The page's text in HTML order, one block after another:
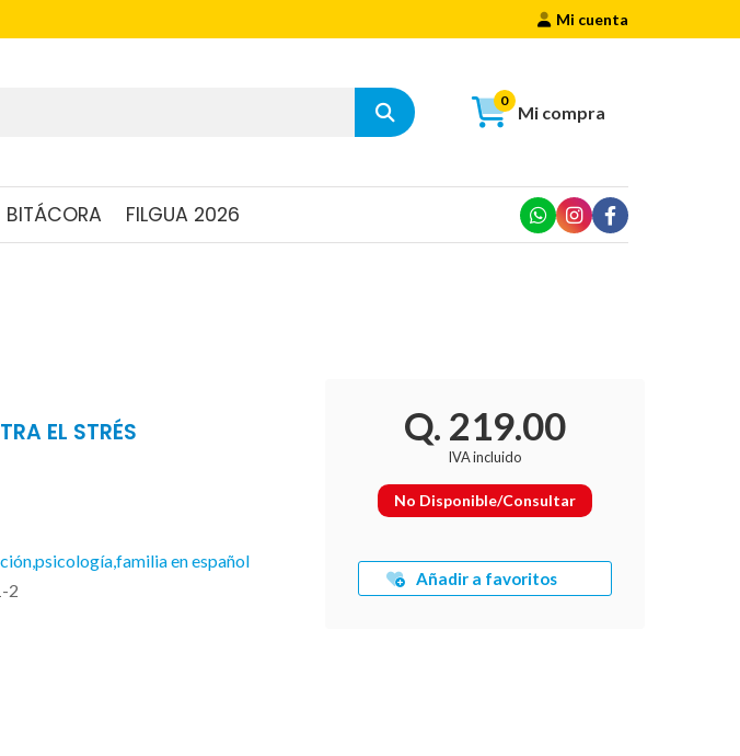
Mi cuenta
Mi compra
0
BITÁCORA FILGUA 2026
EL STRÉS
en español
2
Q. 219.00
IVA incluido
No Disponible/Consultar
Añadir a favoritos